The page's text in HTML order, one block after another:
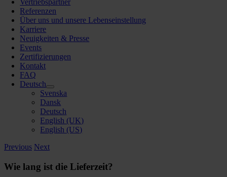
Vertriebspartner
Referenzen
Über uns und unsere Lebenseinstellung
Karriere
Neuigkeiten & Presse
Events
Zertifizierungen
Kontakt
FAQ
Deutsch
Svenska
Dansk
Deutsch
English (UK)
English (US)
Previous Next
Wie lang ist die Lieferzeit?